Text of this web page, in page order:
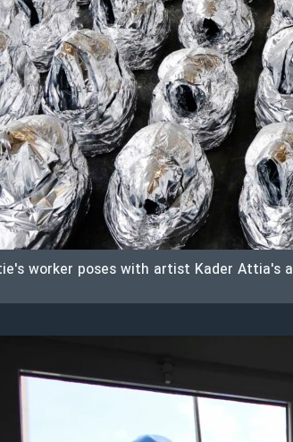
worker poses with artist Kader Attia's